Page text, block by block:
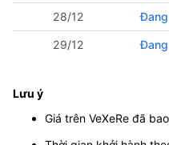
28/12
29/12
Lưu ý
Giá trên VeXeRe đã